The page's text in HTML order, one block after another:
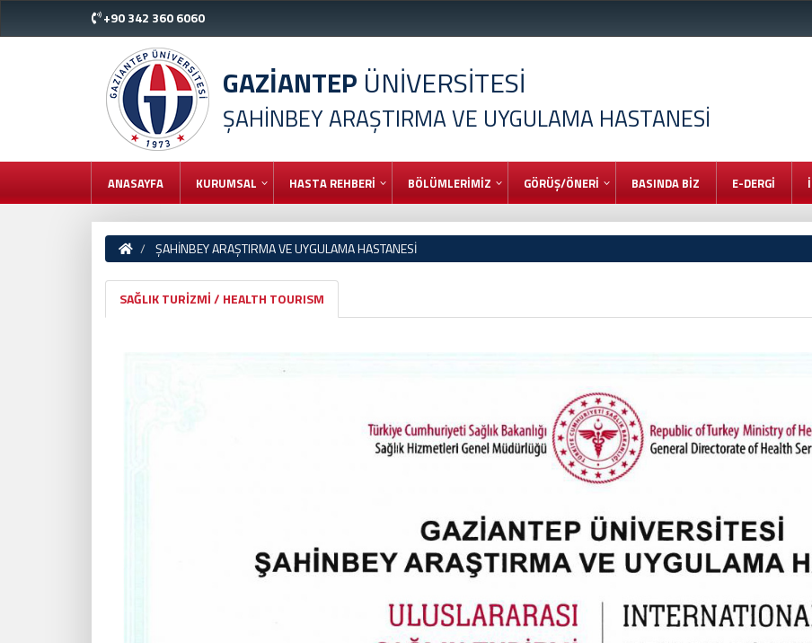
+90 342 360 6060
GAZİANTEP ÜNİVERSİTESİ
ŞAHİNBEY ARAŞTIRMA VE UYGULAMA HASTANESİ
ANASAYFA KURUMSAL HASTA REHBERİ BÖLÜMLERİMİZ GÖRÜŞ/ÖNERİ BASINDA BİZ E-DERGİ
ŞAHİNBEY ARAŞTIRMA VE UYGULAMA HASTANESİ
SAĞLIK TURİZMİ / HEALTH TOURISM